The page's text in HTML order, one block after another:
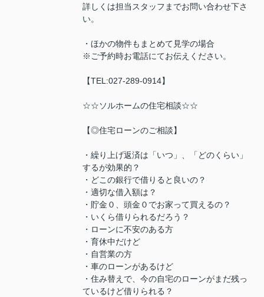
詳しくは担当スタッフまでお問い合わせ下さ
い。
・ほかの物件もまとめて見学の場合
※ご予約時お電話にてお伝えください。
【TEL:027-289-0914】
☆☆ソルホームの住宅相談☆☆
【◎住宅ローンのご相談】
・繰り上げ返済は「いつ」、「どのくらい」
するが効果的？
・どこの銀行で借りると良いの？
・適切な借入額は？
・貯金０、頭金０でお家って買えるの？
・いくら借りられるだろう？
・ローンに不安のある方
・育休中だけど
・自営業の方
・車のローンがあるけど
・住み替えで、今の自宅のローンがまだ残っ
ているけど借りられる？